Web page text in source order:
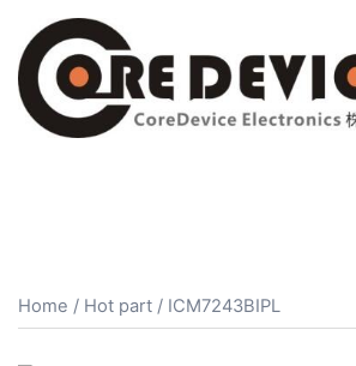
Home / Hot part / ICM7243BIPL